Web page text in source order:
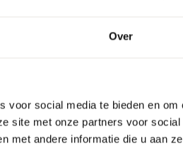
Over
voor social media te bieden en om
site met onze partners voor social
met andere informatie die u aan
met een